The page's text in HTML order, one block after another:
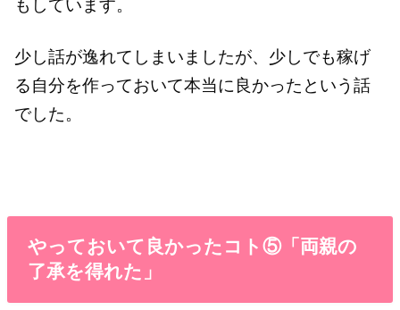
もしています。
少し話が逸れてしまいましたが、少しでも稼げ
る自分を作っておいて本当に良かったという話
でした。
やっておいて良かったコト⑤「両親の
了承を得れた」